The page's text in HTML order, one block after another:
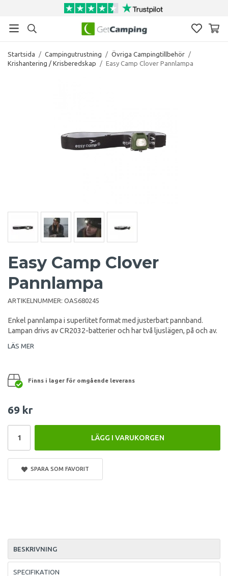
Startsida / Campingutrustning / Övriga Campingtillbehör /
Krishantering / Krisberedskap
/ Easy Camp Clover Pannlampa
Easy Camp Clover
Pannlampa
ARTIKELNUMMER: OAS680245
Enkel pannlampa i superlitet format med justerbart pannband.
Lampan drivs av CR2032-batterier och har två ljuslägen, på och av.
LÄS MER
Finns i lager för omgående leverans
69 kr
LÄGG I VARUKORGEN
SPARA SOM FAVORIT
BESKRIVNING
SPECIFIKATION